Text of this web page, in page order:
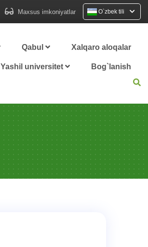
Maxsus imkoniyatlar O`zbek tili
Qabul Xalqaro aloqalar
Yashil universitet Bog`lanish